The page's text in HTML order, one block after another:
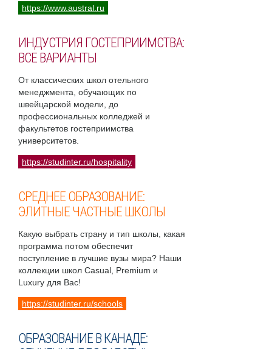
https://www.austral.ru
ИНДУСТРИЯ ГОСТЕПРИИМСТВА:
ВСЕ ВАРИАНТЫ
От классических школ отельного
менеджмента, обучающих по
швейцарской модели, до
профессиональных колледжей и
факультетов гостеприимства
университетов.
https://studinter.ru/hospitality
СРЕДНЕЕ ОБРАЗОВАНИЕ:
ЭЛИТНЫЕ ЧАСТНЫЕ ШКОЛЫ
Какую выбрать страну и тип школы, какая
программа потом обеспечит
поступление в лучшие вузы мира? Наши
коллекции школ Casual, Premium и
Luxury для Вас!
https://studinter.ru/schools
ОБРАЗОВАНИЕ В КАНАДЕ: